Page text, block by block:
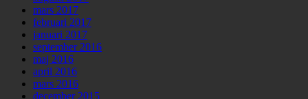
mars 2017
februari 2017
januari 2017
september 2016
maj 2016
april 2016
mars 2016
december 2015